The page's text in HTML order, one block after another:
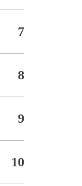
7
8
9
10